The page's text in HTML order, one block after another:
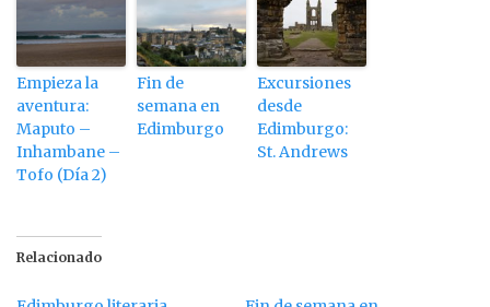
Empieza la
aventura:
Maputo –
Inhambane –
Tofo (Día 2)
Fin de
semana en
Edimburgo
Excursiones
desde
Edimburgo:
St. Andrews
Relacionado